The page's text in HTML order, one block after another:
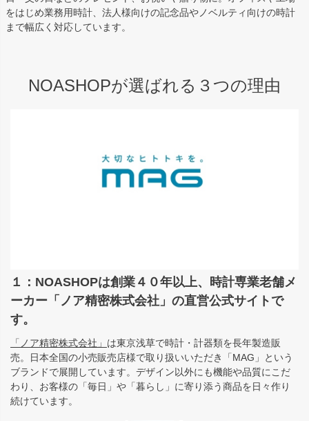
をはじめ業務用時計、法人様向けの記念品やノベルティ向けの時計
まで幅広く対応しています。
NOASHOPが選ばれる３つの理由
１：NOASHOPは創業４０年以上、時計専業老舗メ
ーカー「ノア精密株式会社」の直営公式サイトで
す。
「ノア精密株式会社」 は東京浅草で時計・計器類を長年製造販
売。日本全国の小売販売店様で取り扱いいただき「MAG」という
ブランドで展開しています。デザイン以外にも機能や品質にこだ
わり、お客様の「毎日」や「暮らし」に寄り添う商品を日々作り
続けています。